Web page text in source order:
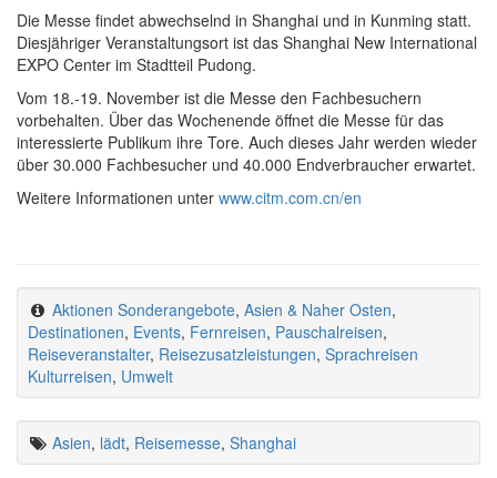
Die Messe findet abwechselnd in Shanghai und in Kunming statt.
Diesjähriger Veranstaltungsort ist das Shanghai New International
EXPO Center im Stadtteil Pudong.
Vom 18.-19. November ist die Messe den Fachbesuchern
vorbehalten. Über das Wochenende öffnet die Messe für das
interessierte Publikum ihre Tore. Auch dieses Jahr werden wieder
über 30.000 Fachbesucher und 40.000 Endverbraucher erwartet.
Weitere Informationen unter www.citm.com.cn/en
Aktionen Sonderangebote, Asien & Naher Osten,
Destinationen, Events, Fernreisen, Pauschalreisen,
Reiseveranstalter, Reisezusatzleistungen, Sprachreisen
Kulturreisen, Umwelt
Asien, lädt, Reisemesse, Shanghai